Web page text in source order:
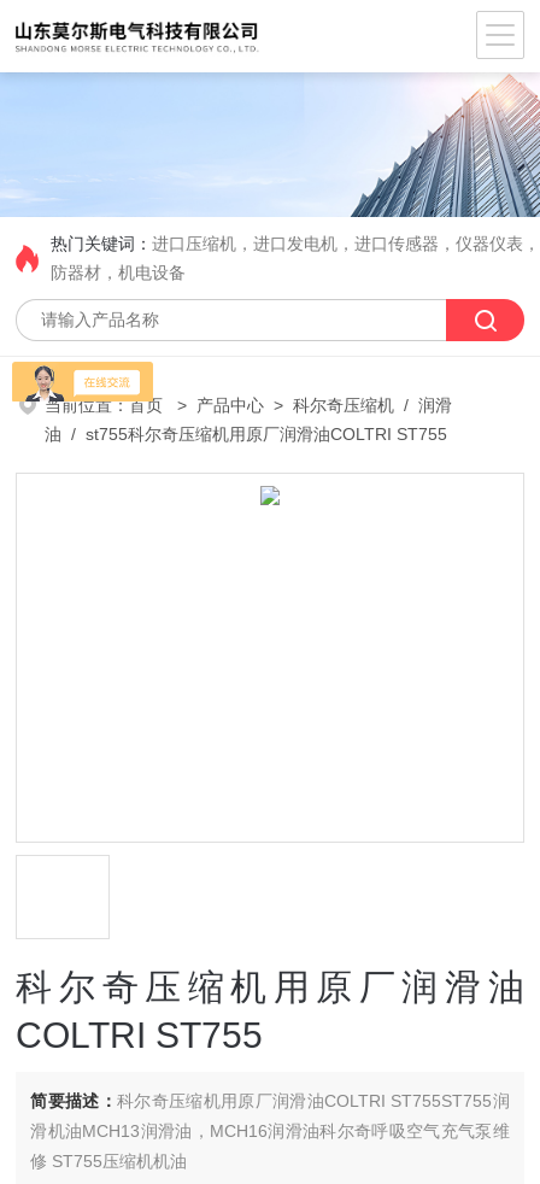
热门关键词：进口压缩机，进口发电机，进口传感器，仪器仪表
防器材，机电设备
当前位置：首页 > 产品中心 >科尔奇压缩机 /润滑
油 / st755科尔奇压缩机用原厂润滑油COLTRI ST755
科尔奇压缩机用原厂润滑油
COLTRI ST755
简要描述：科尔奇压缩机用原厂润滑油COLTRI ST755ST755润
滑机油MCH13润滑油，MCH16润滑油科尔奇呼吸空气充气泵维
修 ST755压缩机机油